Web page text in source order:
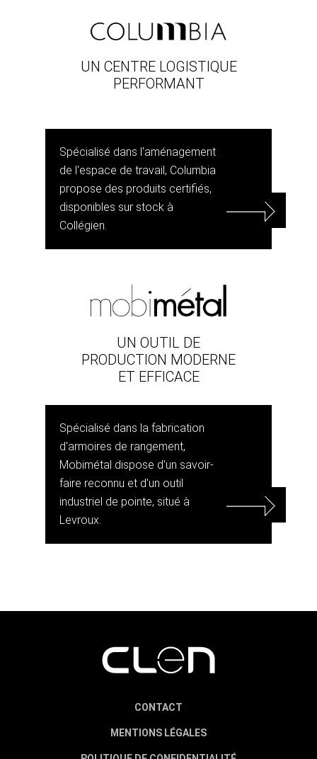
UN CENTRE LOGISTIQUE
PERFORMANT
Spécialisé dans l'aménagement
de l'espace de travail, Columbia
propose des produits certifiés,
disponibles sur stock à
Collégien.
UN OUTIL DE
PRODUCTION MODERNE
ET EFFICACE
Spécialisé dans la fabrication
d'armoires de rangement,
Mobimétal dispose d'un savoir-
faire reconnu et d'un outil
industriel de pointe, situé à
Levroux.
CONTACT
MENTIONS LÉGALES